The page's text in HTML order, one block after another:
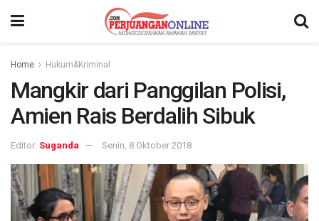
Home Hukum&Kriminal
Mangkir dari Panggilan Polisi,
Amien Rais Berdalih Sibuk
Editor: Suganda Senin, 8 Oktober 2018